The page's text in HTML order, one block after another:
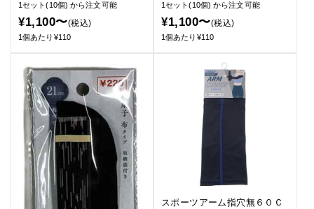
1セット(10個)から注文可能
¥1,100〜(税込)
1個あたり¥110
1セット(10個)から注文可能
¥1,100〜(税込)
1個あたり¥110
スポーツアーム指穴無６０Ｃ